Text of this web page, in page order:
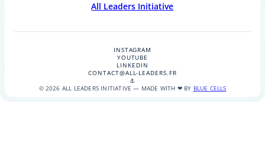
All Leaders Initiative
INSTAGRAM
YOUTUBE
LINKEDIN
CONTACT@ALL-LEADERS.FR
⚓
© 2026 ALL LEADERS INITIATIVE — MADE WITH ❤ BY BLUE CELLS